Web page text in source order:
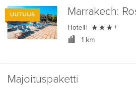
UUTUUS Marrakech:
Hotelli  +
1 km
Majoituspaketti